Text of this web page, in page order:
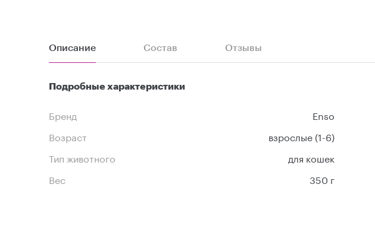
Описание Состав Отзывы
Подробные характеристики
Бренд
Enso
Возраст
взрослые (1-6)
Тип животного
для кошек
Вес
350 г